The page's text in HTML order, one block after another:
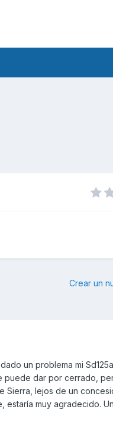
Crear un
un problema mi
puede dar por cerrado,
Sierra, lejos de un
estaría muy agradecido.